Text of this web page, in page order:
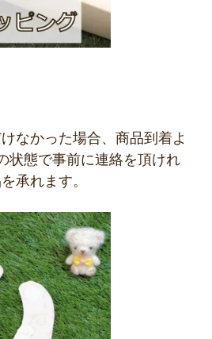
なかった場合、商品到着よ
状態で事前に連絡を頂けれ
承れます。